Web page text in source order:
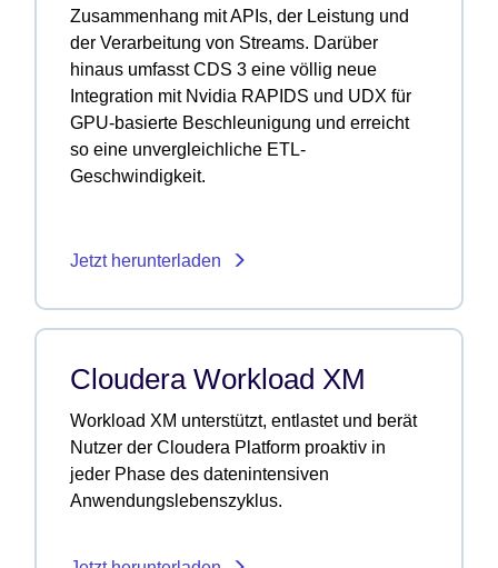
Zusammenhang mit APIs, der Leistung und
der Verarbeitung von Streams. Darüber
hinaus umfasst CDS 3 eine völlig neue
Integration mit Nvidia RAPIDS und UDX für
GPU-basierte Beschleunigung und erreicht
so eine unvergleichliche ETL-
Geschwindigkeit.
Jetzt herunterladen
Cloudera Workload XM
Workload XM unterstützt, entlastet und berät
Nutzer der Cloudera Platform proaktiv in
jeder Phase des datenintensiven
Anwendungslebenszyklus.